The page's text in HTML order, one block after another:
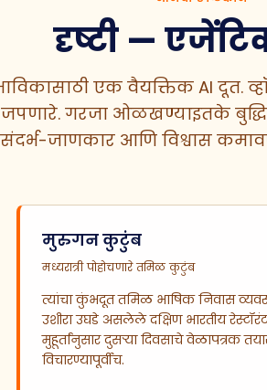
दृष्टी —
एक वैयक्तिक AI दूत.
गरजा ओळखण्याइतके
संदर्भ-जाणकार आणि विश्वास
मुरुगन कुटुंब
मध्यरात्री पोहोचणारे तमिळ कुटुंब
त्यांचा कुंभदूत तमिळ भाषिक निवास
उशीरा उघडे असलेले दक्षिण भारतीय
मुहूर्तांनुसार दुसऱ्या दिवसाचे वेळापत्रक
विचारण्यापूर्वीच.